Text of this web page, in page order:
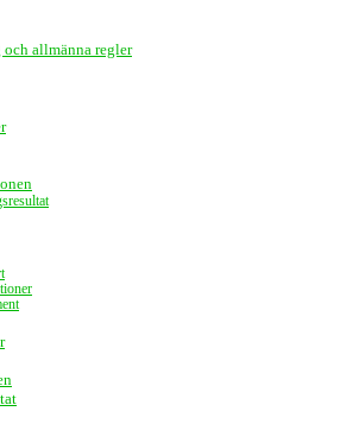
allmänna regler